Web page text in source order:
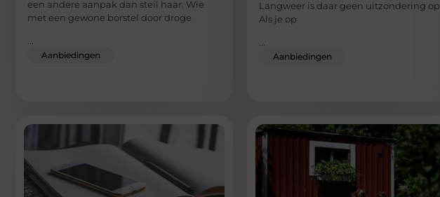
een andere aanpak dan steil haar. Wie
met een gewone borstel door droge
...
Aanbiedingen
Langweer is daar geen uitzondering op.
Als je op
...
Aanbiedingen